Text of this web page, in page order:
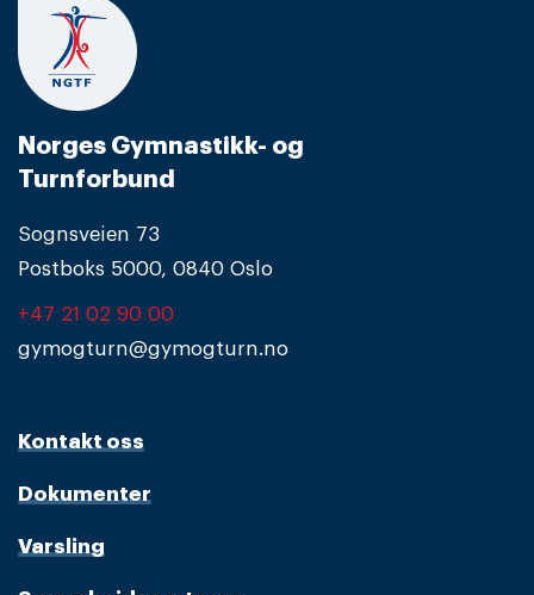
Norges Gymnastikk- og
Turnforbund
Sognsveien 73
Postboks 5000, 0840 Oslo
+47 21 02 90 00
gymogturn@gymogturn.no
Kontakt oss
Dokumenter
Varsling